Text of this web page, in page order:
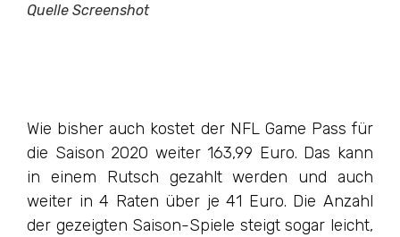
Quelle Screenshot
Wie bisher auch kostet der NFL Game Pass für
die Saison 2020 weiter 163,99 Euro. Das kann
in einem Rutsch gezahlt werden und auch
weiter in 4 Raten über je 41 Euro. Die Anzahl
der gezeigten Saison-Spiele steigt sogar leicht,